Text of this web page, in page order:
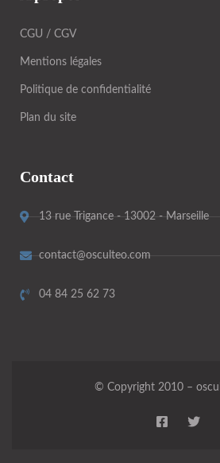
CGU / CGV
Mentions légales
Politique de confidentialité
Plan du site
Contact
13 rue Trigance - 13002 - Marseille
contact@osculteo.com
04 84 25 62 73
© Copyright 2010 –